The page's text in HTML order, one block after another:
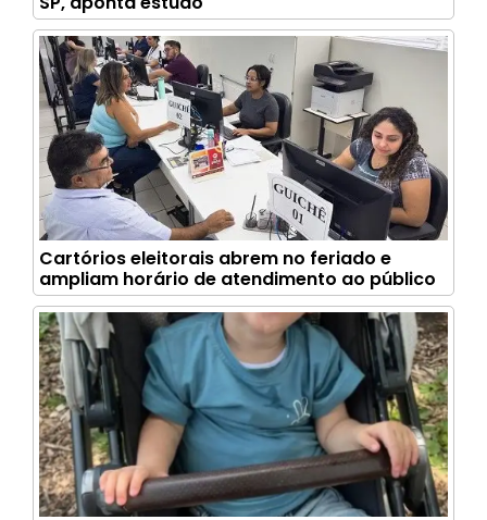
Cartórios eleitorais abrem no feriado e
ampliam horário de atendimento ao público